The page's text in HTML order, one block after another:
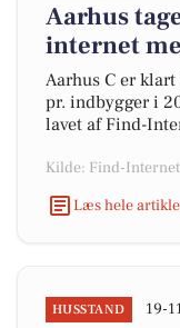
Aarhus
internet
Aarhus C er
pr. indbygger i
lavet af Find-
Kilde: Find-
Læs hele
HUSSTAND 19-